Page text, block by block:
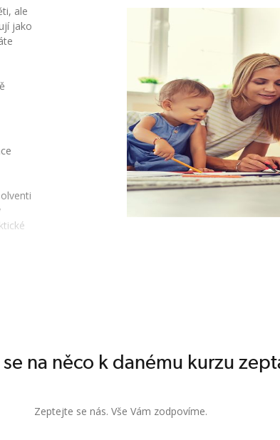
ale
jako
na něco k danému kurzu
Zeptejte se nás. Vše Vám zodpovíme.